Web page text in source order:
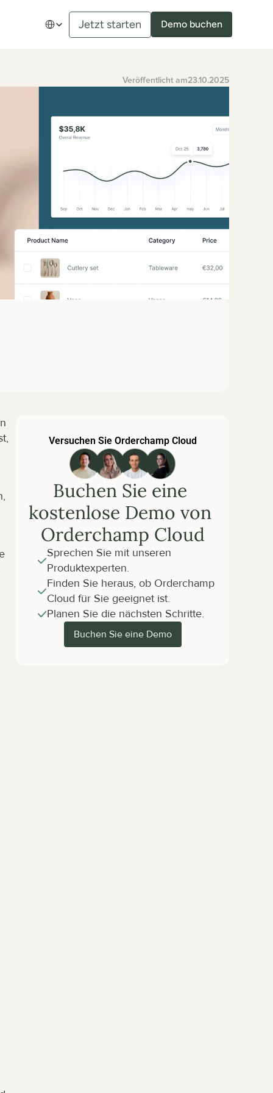
Select Language
Jetzt starten Demo buchen
Veröffentlicht am23.10.2025
Versuchen Sie Orderchamp Cloud
Buchen Sie eine
kostenlose Demo von
Orderchamp Cloud
Sprechen Sie mit unseren
Produktexperten.
Finden Sie heraus, ob Orderchamp
Cloud für Sie geeignet ist.
Planen Sie die nächsten Schritte.
Buchen Sie eine Demo